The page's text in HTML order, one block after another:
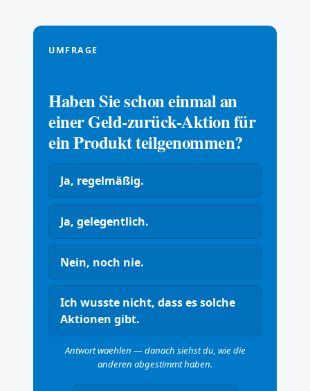
UMFRAGE
Haben Sie schon einmal an
einer Geld-zurück-Aktion für
ein Produkt teilgenommen?
Ja, regelmäßig.
Ja, gelegentlich.
Nein, noch nie.
Ich wusste nicht, dass es solche
Aktionen gibt.
Antwort waehlen — danach siehst du, wie die
anderen abgestimmt haben.